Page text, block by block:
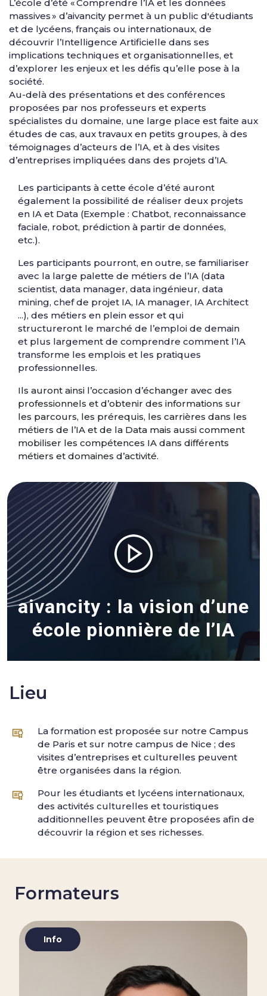
L’école d’été « Comprendre l’IA et les données
massives » d’aivancity permet à un public d'étudiants
et de lycéens, français ou internationaux, de
découvrir l’Intelligence Artificielle dans ses
implications techniques et organisationnelles, et
d’explorer les enjeux et les défis qu’elle pose à la
société.
Au-delà des présentations et des conférences
proposées par nos professeurs et experts
spécialistes du domaine, une large place est faite aux
études de cas, aux travaux en petits groupes, à des
témoignages d’acteurs de l’IA, et à des visites
d’entreprises impliquées dans des projets d’IA.
Les participants à cette école d’été auront
également la possibilité de réaliser deux projets
en IA et Data (Exemple : Chatbot, reconnaissance
faciale, robot, prédiction à partir de données,
etc.).
Les participants pourront, en outre, se familiariser
avec la large palette de métiers de l’IA (data
scientist, data manager, data ingénieur, data
mining, chef de projet IA, IA manager, IA Architect
...), des métiers en plein essor et qui
structureront le marché de l’emploi de demain
et plus largement de comprendre comment l’IA
transforme les emplois et les pratiques
professionnelles.
Ils auront ainsi l’occasion d’échanger avec des
professionnels et d’obtenir des informations sur
les parcours, les prérequis, les carrières dans les
métiers de l’IA et de la Data mais aussi comment
mobiliser les compétences IA dans différents
métiers et domaines d’activité.
aivancity : la vision d’une
école pionnière de l’IA
Lieu
La formation est proposée sur notre Campus
de Paris et sur notre campus de Nice ; des
visites d’entreprises et culturelles peuvent
être organisées dans la région.
Pour les étudiants et lycéens internationaux,
des activités culturelles et touristiques
additionnelles peuvent être proposées afin de
découvrir la région et ses richesses.
Formateurs
Info